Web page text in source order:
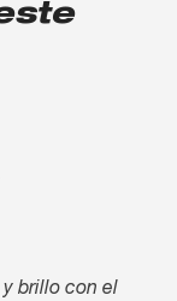
brillo con el